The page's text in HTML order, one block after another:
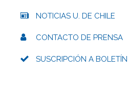
NOTICIAS U. DE CHILE
CONTACTO DE PRENSA
SUSCRIPCIÓN A BOLETÍN